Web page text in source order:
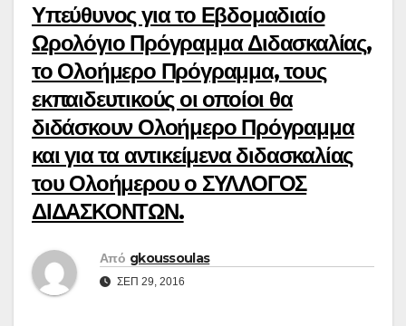
Υπεύθυνος για το Εβδομαδιαίο
Ωρολόγιο Πρόγραμμα Διδασκαλίας,
το Ολοήμερο Πρόγραμμα, τους
εκπαιδευτικούς οι οποίοι θα
διδάσκουν Ολοήμερο Πρόγραμμα
και για τα αντικείμενα διδασκαλίας
του Ολοήμερου ο ΣΥΛΛΟΓΟΣ
ΔΙΔΑΣΚΟΝΤΩΝ.
Από gkoussoulas
ΣΕΠ 29, 2016